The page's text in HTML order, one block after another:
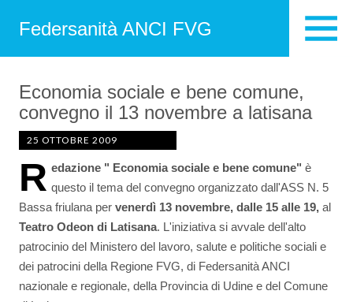
Federsanità ANCI FVG
Economia sociale e bene comune,
convegno il 13 novembre a latisana
25 OTTOBRE 2009
R edazione " Economia sociale e bene comune" è
questo il tema del convegno organizzato dall'ASS N. 5
Bassa friulana per venerdì 13 novembre, dalle 15 alle 19, al
Teatro Odeon di Latisana. L'iniziativa si avvale dell'alto
patrocinio del Ministero del lavoro, salute e politiche sociali e
dei patrocini della Regione FVG, di Federsanità ANCI
nazionale e regionale, della Provincia di Udine e del Comune